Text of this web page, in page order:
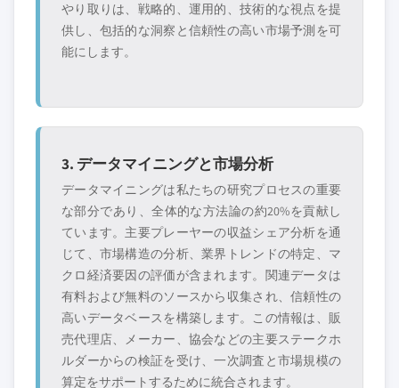
やり取りは、戦略的、運用的、技術的な視点を提
供し、包括的な洞察と信頼性の高い市場予測を可
能にします。
3. データマイニングと市場分析
データマイニングは私たちの研究プロセスの重要
な部分であり、全体的な方法論の約20%を貢献し
ています。主要プレーヤーの収益シェア分析を通
じて、市場構造の分析、業界トレンドの特定、マ
クロ経済要因の評価が含まれます。関連データは
有料および無料のソースから収集され、信頼性の
高いデータベースを構築します。この情報は、販
売代理店、メーカー、協会などの主要ステークホ
ルダーからの検証を受け、一次調査と市場規模の
算定をサポートするために統合されます。